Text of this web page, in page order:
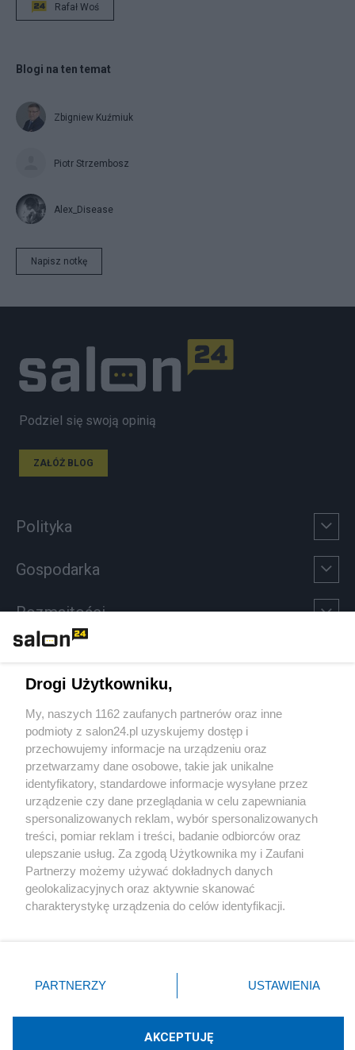
Rafał Woś
Blogi na ten temat
Zbigniew Kuźmiuk
Piotr Strzembosz
Alex_Disease
Napisz notkę
Podziel się swoją opinią
ZAŁÓŻ BLOG
Polityka
Gospodarka
Rozmaitości
Sport
Społeczeństwo
Kultura
X Facebook Instagram Youtube
Drogi Użytkowniku,
My, naszych 1162 zaufanych partnerów oraz inne
podmioty z salon24.pl uzyskujemy dostęp i
przechowujemy informacje na urządzeniu oraz
przetwarzamy dane osobowe, takie jak unikalne
identyfikatory, standardowe informacje wysyłane przez
urządzenie czy dane przeglądania w celu zapewniania
spersonalizowanych reklam, wybór spersonalizowanych
treści, pomiar reklam i treści, badanie odbiorców oraz
ulepszanie usług. Za zgodą Użytkownika my i Zaufani
Partnerzy możemy używać dokładnych danych
geolokalizacyjnych oraz aktywnie skanować
charakterystykę urządzenia do celów identyfikacji.
zmienić/wycofać klikając przycisk ustawień prywatności
znajdujący się w lewym dolnym rogu strony
rodzaje przetwarzania danych nie wymagają zgody
użytkownika, ale masz prawo sprzeciwić się takiemu
PARTNERZY USTAWIENIA
AKCEPTUJĘ